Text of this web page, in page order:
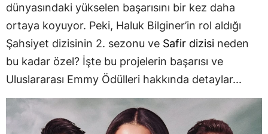
dünyasındaki yükselen başarısını bir kez daha
ortaya koyuyor. Peki, Haluk Bilginer’in rol aldığı
Şahsiyet dizisinin 2. sezonu ve Safir dizisi neden
bu kadar özel? İşte bu projelerin başarısı ve
Uluslararası Emmy Ödülleri hakkında detaylar...